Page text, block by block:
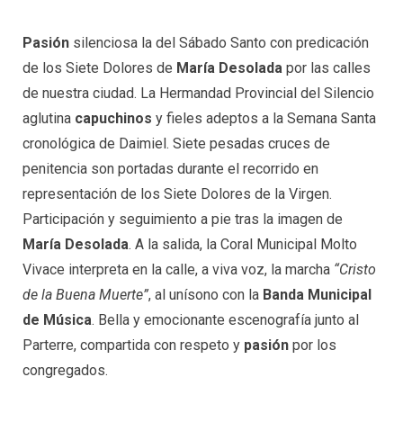
Pasión silenciosa la del Sábado Santo con predicación
de los Siete Dolores de María Desolada por las calles
de nuestra ciudad. La Hermandad Provincial del Silencio
aglutina capuchinos y fieles adeptos a la Semana Santa
cronológica de Daimiel. Siete pesadas cruces de
penitencia son portadas durante el recorrido en
representación de los Siete Dolores de la Virgen.
Participación y seguimiento a pie tras la imagen de
María Desolada. A la salida, la Coral Municipal Molto
Vivace interpreta en la calle, a viva voz, la marcha “Cristo
de la Buena Muerte”, al unísono con la Banda Municipal
de Música. Bella y emocionante escenografía junto al
Parterre, compartida con respeto y pasión por los
congregados.